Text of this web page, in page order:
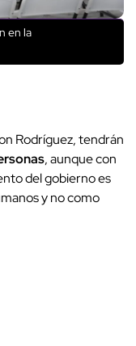
en la
Rodríguez, tendrán
, aunque con
del gobierno es
y no como